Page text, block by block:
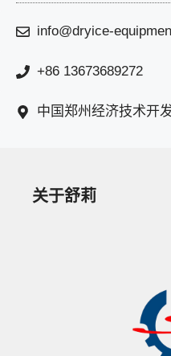
info@dryice-
+86 13673689272
中国郑州经济技术开
关于舒莉